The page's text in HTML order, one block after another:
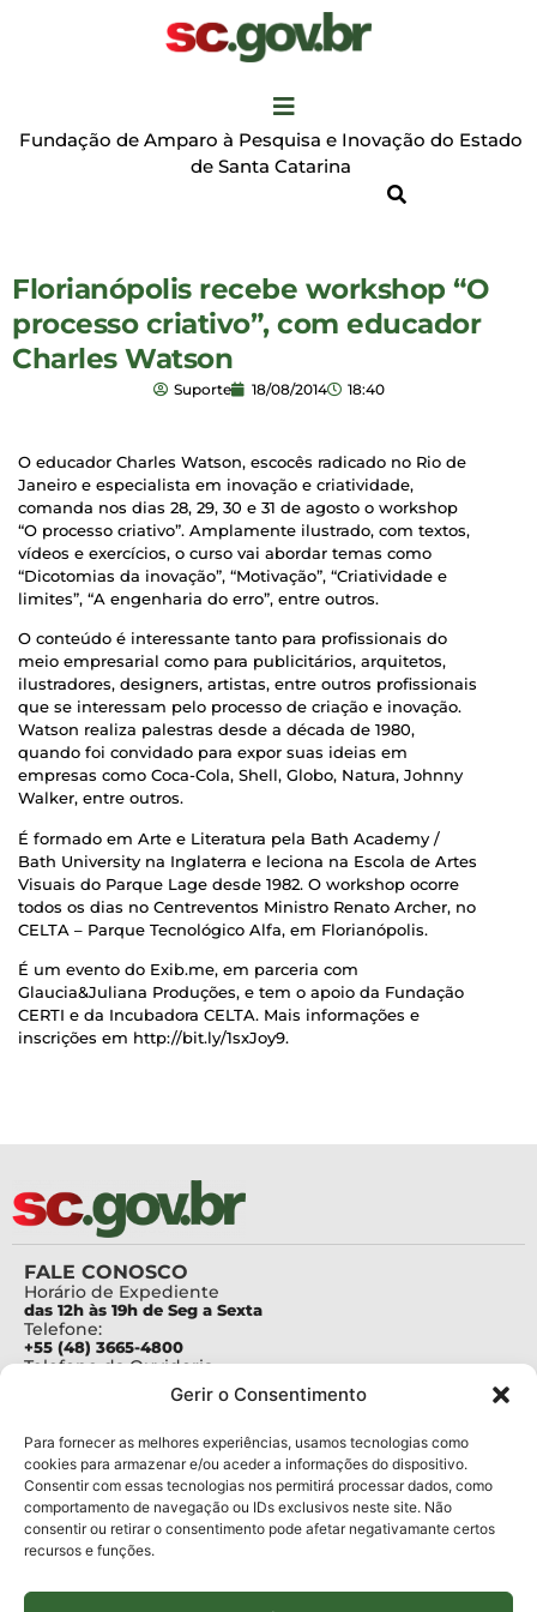
Gerir o Consentimento
Para fornecer as melhores experiências, usamos tecnologias como
cookies para armazenar e/ou aceder a informações do dispositivo.
Consentir com essas tecnologias nos permitirá processar dados, como
comportamento de navegação ou IDs exclusivos neste site. Não
consentir ou retirar o consentimento pode afetar negativamante certos
recursos e funções.
Fundação de Amparo à Pesquisa e Inovação do Estado
de Santa Catarina
Florianópolis recebe workshop “O
processo criativo”, com educador
Charles Watson
Suporte 18/08/2014 18:40
O educador Charles Watson, escocês radicado no Rio de
Janeiro e especialista em inovação e criatividade,
comanda nos dias 28, 29, 30 e 31 de agosto o workshop
“O processo criativo”. Amplamente ilustrado, com textos,
vídeos e exercícios, o curso vai abordar temas como
“Dicotomias da inovação”, “Motivação”, “Criatividade e
limites”, “A engenharia do erro”, entre outros.
O conteúdo é interessante tanto para profissionais do
meio empresarial como para publicitários, arquitetos,
ilustradores, designers, artistas, entre outros profissionais
que se interessam pelo processo de criação e inovação.
Watson realiza palestras desde a década de 1980,
quando foi convidado para expor suas ideias em
empresas como Coca-Cola, Shell, Globo, Natura, Johnny
Walker, entre outros.
É formado em Arte e Literatura pela Bath Academy /
Bath University na Inglaterra e leciona na Escola de Artes
Visuais do Parque Lage desde 1982. O workshop ocorre
todos os dias no Centreventos Ministro Renato Archer, no
CELTA – Parque Tecnológico Alfa, em Florianópolis.
É um evento do Exib.me, em parceria com
Glaucia&Juliana Produções, e tem o apoio da Fundação
CERTI e da Incubadora CELTA. Mais informações e
inscrições em http://bit.ly/1sxJoy9.
FALE CONOSCO
Horário de Expediente
das 12h às 19h de Seg a Sexta
Telefone:
+55 (48) 3665-4800
Telefone da Ouvidoria
Para assuntos relacionados à Pesquisa
pesquisa@fapesc.sc.gov.br
Para assuntos relacionados à Inovação
inovacao@fapesc.sc.gov.br
Para assuntos relacionados à Bolsas
bolsas@fapesc.sc.gov.br
Para assuntos relacionados à Prestação de Contas
Para assuntos relacionados à Plataforma